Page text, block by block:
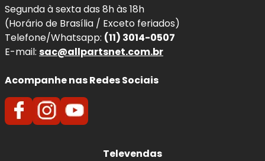
Segunda à sexta das 8h às 18h
(Horário de Brasília / Exceto feriados)
Telefone/Whatsapp: (11) 3014-0507
E-mail: sac@allpartsnet.com.br
Acompanhe nas Redes Sociais
Televendas